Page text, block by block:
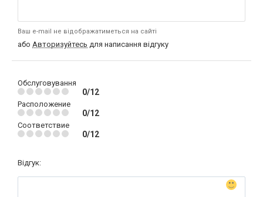
Ваш e-mail не відображатиметься на сайті
або Авторизуйтесь для написання відгуку
Обслуговування
0/12
Расположение
0/12
Соответствие
0/12
Відгук: